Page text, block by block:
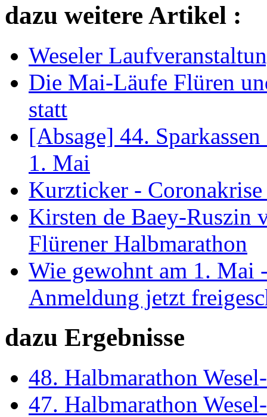
dazu weitere Artikel :
Weseler
Die Mai-Läufe Flüren
statt
[Absage] 44.
1. Mai
Kurzticker -
Kirsten de Baey-Ruszin
Flürener Halbmarathon
Wie gewohnt am 1. Mai
Anmeldung jetzt
dazu Ergebnisse
48. Halbmarathon
47. Halbmarathon